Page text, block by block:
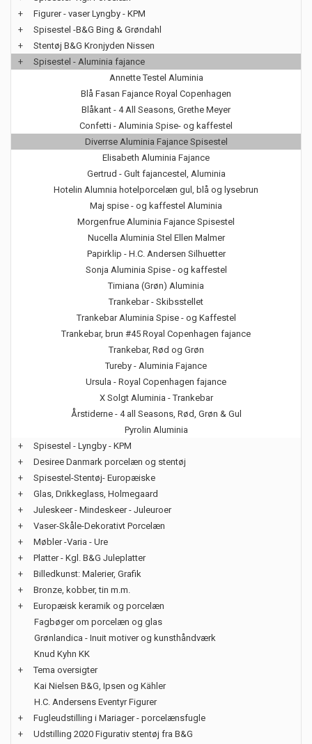
+
Figurer - vaser Lyngby - KPM
+
Spisestel -B&G Bing & Grøndahl
+
Stentøj B&G Kronjyden Nissen
+
Spisestel - Aluminia fajance
Annette Testel Aluminia
Blå Fasan Fajance Royal Copenhagen
Blåkant - 4 All Seasons, Grethe Meyer
Confetti - Aluminia Spise- og kaffestel
Diverrse Aluminia Fajance Spisestel
Elisabeth Aluminia Fajance
Gertrud - Gult fajancestel, Aluminia
Hotelin Alumnia hotelporcelæn gul, blå og lysebrun
Maj spise - og kaffestel Aluminia
Morgenfrue Aluminia Fajance Spisestel
Nucella Aluminia Stel Ellen Malmer
Papirklip - H.C. Andersen Silhuetter
Sonja Aluminia Spise - og kaffestel
Timiana (Grøn) Aluminia
Trankebar - Skibsstellet
Trankebar Aluminia Spise - og Kaffestel
Trankebar, brun #45 Royal Copenhagen fajance
Trankebar, Rød og Grøn
Tureby - Aluminia Fajance
Ursula - Royal Copenhagen fajance
X Solgt Aluminia - Trankebar
Årstiderne - 4 all Seasons, Rød, Grøn & Gul
Pyrolin Aluminia
+
Spisestel - Lyngby - KPM
+
Desiree Danmark porcelæn og stentøj
+
Spisestel-Stentøj- Europæiske
+
Glas, Drikkeglass, Holmegaard
+
Juleskeer - Mindeskeer - Juleuroer
+
Vaser-Skåle-Dekorativt Porcelæn
+
Møbler -Varia - Ure
+
Platter - Kgl. B&G Juleplatter
+
Billedkunst: Malerier, Grafik
+
Bronze, kobber, tin m.m.
+
Europæisk keramik og porcelæn
Fagbøger om porcelæn og glas
Grønlandica - Inuit motiver og kunsthåndværk
Knud Kyhn KK
+
Tema oversigter
Kai Nielsen B&G, Ipsen og Kähler
H.C. Andersens Eventyr Figurer
+
Fugleudstilling i Mariager - porcelænsfugle
+
Udstilling 2020 Figurativ stentøj fra B&G